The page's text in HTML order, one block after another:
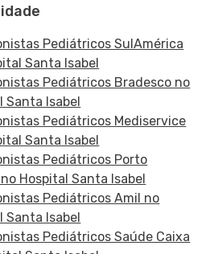
Pediátricos SulAmérica
Santa Isabel
Pediátricos Bradesco no
Santa Isabel
Pediátricos Mediservice
Santa Isabel
Pediátricos Porto
Hospital Santa Isabel
Pediátricos Amil no
Santa Isabel
Pediátricos Saúde Caixa